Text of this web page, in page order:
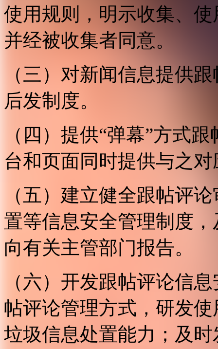
使用规则，明示收集、
并经被收集者同意。
（三）对新闻信息提供
后发制度。
（四）提供“弹幕”方式
台和页面同时提供与之
（五）建立健全跟帖评
置等信息安全管理制度
向有关主管部门报告。
（六）开发跟帖评论信
帖评论管理方式，研发
垃圾信息处置能力；及